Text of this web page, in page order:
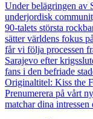
Under belägringen av
underjordisk
90-talets största
sätter världens fokus
får vi följa processen
Sarajevo efter
fans i den befriade
Originaltitel: Kiss the
Prenumerera på vårt
matchar dina